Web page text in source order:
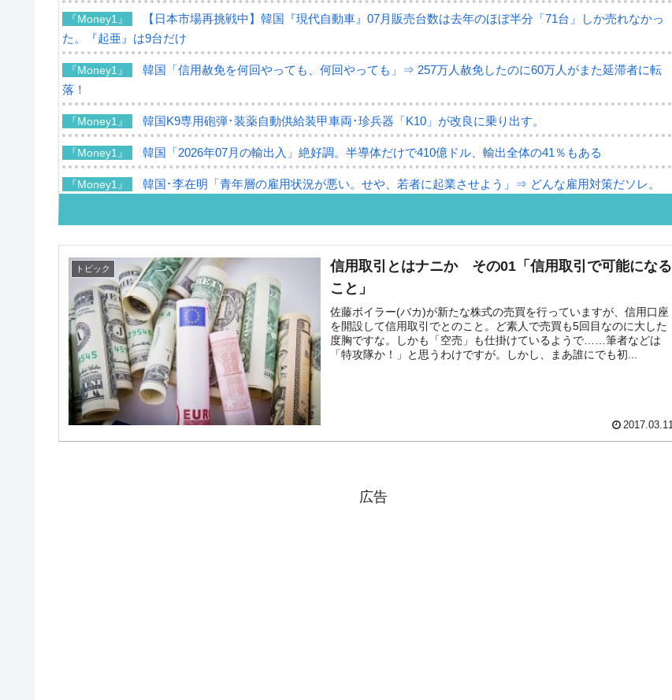
『Money1』
【日本市場再挑戦中】韓国『現代自動車』07月販売台数は去年のほぼ半分「71台」しか売れなかっ
た。『起亜』は9台だけ
『Money1』
韓国「信用赦免を何回やっても、何回やっても」⇒ 257万人赦免したのに60万人がまた延滞者に転
落！
『Money1』 韓国K9専用砲弾･装薬自動供給装甲車両･珍兵器「K10」が改良に乗り出す。
『Money1』 韓国「2026年07月の輸出入」絶好調。半導体だけで410億ドル、輸出全体の41％もある
『Money1』 韓国･李在明「青年層の雇用状況が悪い。せや、若者に起業させよう」⇒ どんな雇用対策だソレ。
『Money1』 韓国「ここは北朝鮮なのか。選管がサーバーにウソのデータを入力したのは明白だ」
『Money1』 韓国･李在明さっそく不動産対策で浅薄な発言。
『Money1』 韓国は「中国と同じく」投資に不適格な国だ。
『Money1』 『韓国銀行』が「金の保有量を増やします」⇒「金を経由するドル入手」手段ではないのか？
『Money1』 韓国･外為取引量「1日当たり1,214.4億ドル」まで拡大 ⇒ 海外資金の動きに強く左右される状態
『Money1』 韓国･帰ってきた李在明。李在明を支持しない「50.5％」に上昇
韓国･警察職員が「丸刈りになって抗議活動」
トピック
信用取引とはナニか その01「信用取引で可能になる
こと」
佐藤ボイラー(バカ)が新たな株式の売買を行っていますが、信用口座
を開設して信用取引でとのこと。ど素人で売買も5回目なのに大した
度胸ですな。しかも「空売」も仕掛けているようで……筆者などは
「特攻隊か！」と思うわけですが。しかし、まあ誰にでも初...
2017.03.11
広告